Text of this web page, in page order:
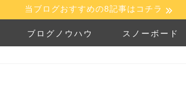
当ブログおすすめの8記事はコチラ
ブログノウハウ スノーボード